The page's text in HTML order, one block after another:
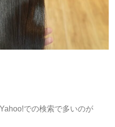
での検索で多いのが